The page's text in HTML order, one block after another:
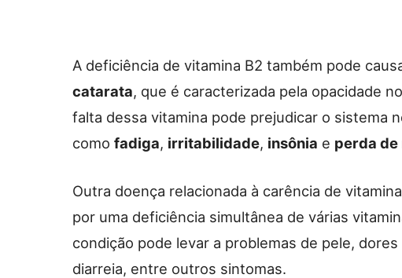
A deficiência de vitamina B2 também pode
catarata, que é caracterizada pela opacidade
falta dessa vitamina pode prejudicar o sistema
como fadiga, irritabilidade, insônia e perda de
Outra doença relacionada à carência de
por uma deficiência simultânea de várias
condição pode levar a problemas de pele,
diarreia, entre outros sintomas.